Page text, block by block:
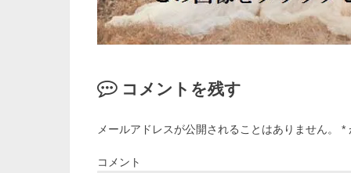
コメントを残す
メールアドレスが公開されることはありません。 *
コメント